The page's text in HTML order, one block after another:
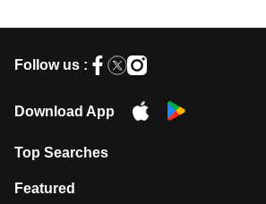
Follow us :
Download App
Top Searches
मुंबई में लगे 'जेन जी' के पोस्टर, लिखा- 'मैं
Featured